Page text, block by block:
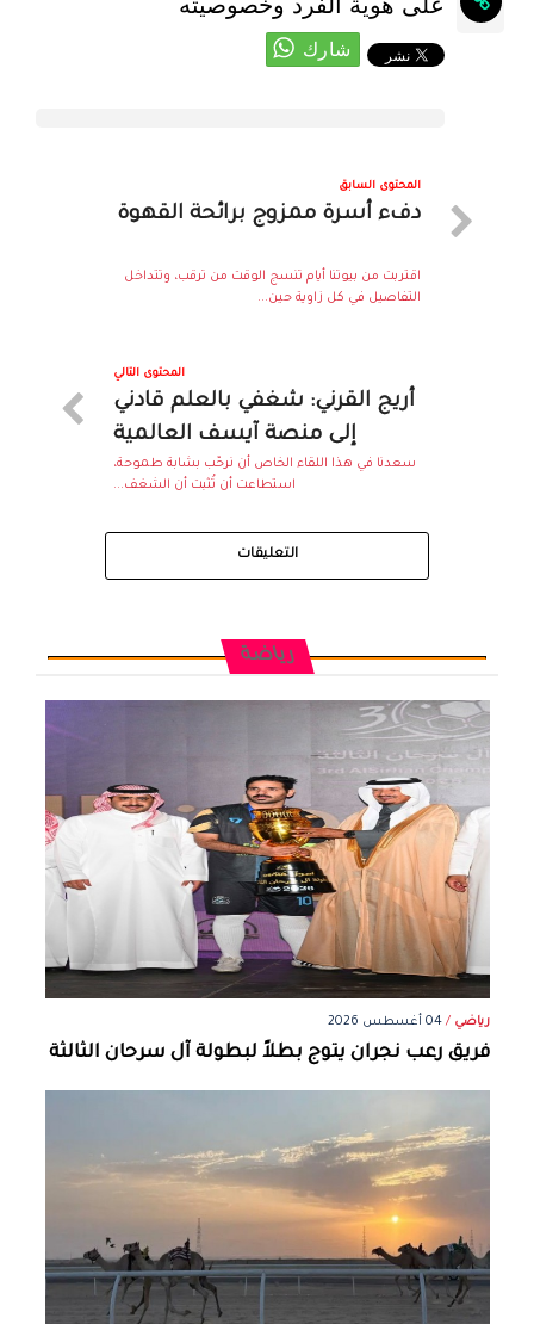
المحتوى السابق
دفء أسرة ممزوج برائحة القهوة
اقتربت من بيوتنا أيام تنسج الوقت من ترقب، وتتداخل
التفاصيل في كل زاوية حين...
المحتوى التالي
أريج القرني: شغفي بالعلم قادني
إلى منصة آيسف العالمية
سعدنا في هذا اللقاء الخاص أن نرحّب بشابة طموحة،
استطاعت أن تُثبت أن الشغف...
التعليقات
رياضة
رياضي /04 أغسطس 2026
فريق رعب نجران يتوج بطلاً لبطولة آل سرحان الثالثة